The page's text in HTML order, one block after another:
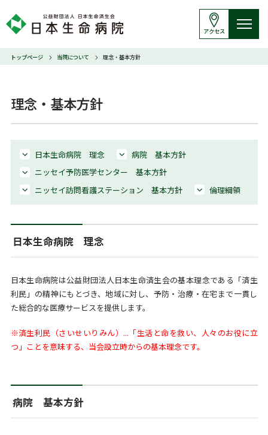
アクセス
トップページ 当院について 理念・基本方針
理念・基本方針
日本生命病院 理念
病院 基本方針
ニッセイ予防医学センター 基本方針
ニッセイ訪問看護ステーション 基本方針
倫理綱領
日本生命病院 理念
日本生命病院は公益財団法人日本生命済生会の基本理念である「済生
利民」の精神にもとづき、地域に対し、予防・治療・在宅まで一貫し
た総合的な医療サービスを提供します。
※済生利民（さいせいりみん）...「生活と命を救い、人々のお役に立
つ」ことを意味する、当会設立時からの基本理念です。
病院 基本方針